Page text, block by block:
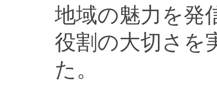
地域の魅力を発
役割の大切さを
た。